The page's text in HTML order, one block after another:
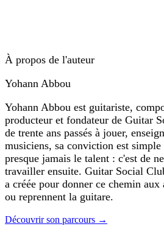
À propos de l'auteur
Yohann Abbou
Yohann Abbou est guitariste,
producteur et fondateur de Guitar
de trente ans passés à jouer,
musiciens, sa conviction est
presque jamais le talent : c'est de
travailler ensuite. Guitar Social
a créée pour donner ce chemin
ou reprennent la guitare.
Découvrir son parcours →